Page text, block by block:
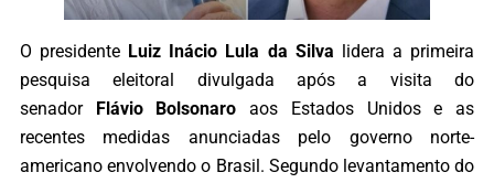
O presidente Luiz Inácio Lula da Silva lidera a primeira
pesquisa eleitoral divulgada após a visita do
senador
Flávio Bolsonaro aos Estados Unidos e as
recentes medidas anunciadas pelo governo norte-
americano envolvendo o Brasil. Segundo levantamento do